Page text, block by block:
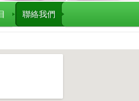
聯絡我們